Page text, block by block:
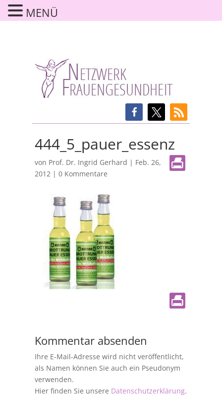
444_5_pauer_essenz
von Prof. Dr. Ingrid Gerhard | Feb. 26,
2012 | 0 Kommentare
Kommentar absenden
Ihre E-Mail-Adresse wird nicht veröffentlicht,
als Namen können Sie auch ein Pseudonym
verwenden.
Hier finden Sie unsere Datenschutzerklärung.
MENÜ